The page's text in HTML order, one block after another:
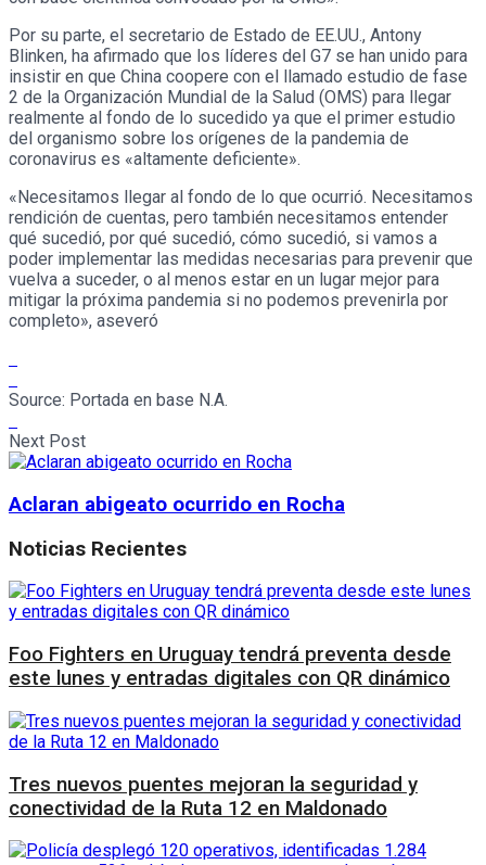
Por su parte, el secretario de Estado de EE.UU., Antony
Blinken, ha afirmado que los líderes del G7 se han unido para
insistir en que China coopere con el llamado estudio de fase
2 de la Organización Mundial de la Salud (OMS) para llegar
realmente al fondo de lo sucedido ya que el primer estudio
del organismo sobre los orígenes de la pandemia de
coronavirus es «altamente deficiente».
«Necesitamos llegar al fondo de lo que ocurrió. Necesitamos
rendición de cuentas, pero también necesitamos entender
qué sucedió, por qué sucedió, cómo sucedió, si vamos a
poder implementar las medidas necesarias para prevenir que
vuelva a suceder, o al menos estar en un lugar mejor para
mitigar la próxima pandemia si no podemos prevenirla por
completo», aseveró
Source: Portada en base N.A.
Next Post
Aclaran abigeato ocurrido en Rocha
Noticias Recientes
Foo Fighters en Uruguay tendrá preventa desde
este lunes y entradas digitales con QR dinámico
Tres nuevos puentes mejoran la seguridad y
conectividad de la Ruta 12 en Maldonado